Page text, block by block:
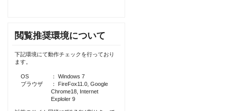
閲覧推奨環境について
下記環境にて動作チェックを行っており
ます。
OS
： Windows 7
ブラウザ
： FireFox11.0, Google
Chrome18, Internet
Exploler 9